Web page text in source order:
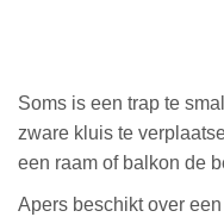
Soms is een trap te
zware kluis te
een raam of balkon de
Apers beschikt over